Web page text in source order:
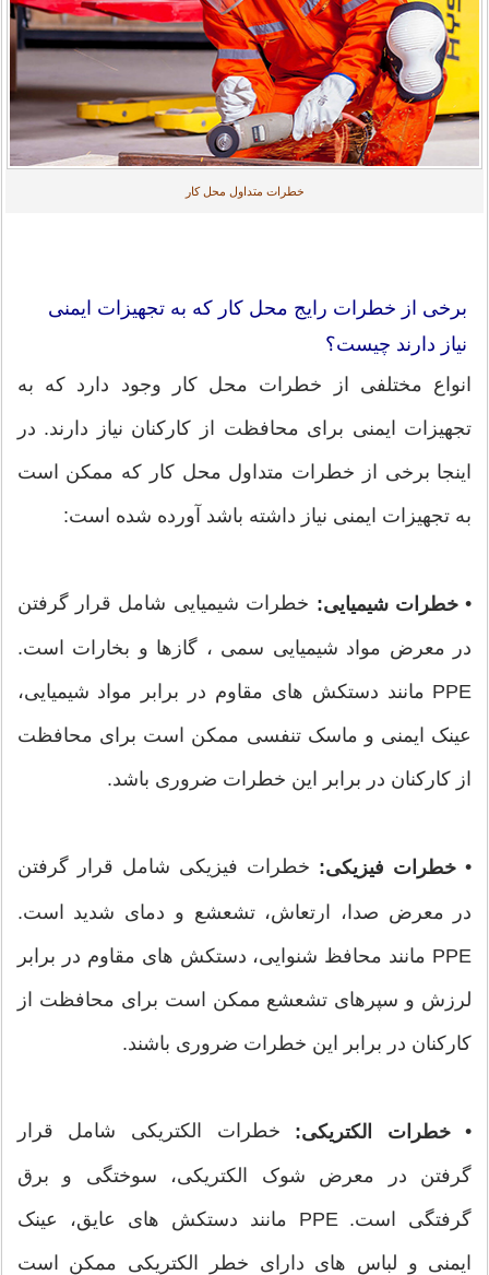
خطرات متداول محل کار
برخی از خطرات رایج محل کار که به تجهیزات ایمنی
نیاز دارند چیست؟
انواع مختلفی از خطرات محل کار وجود دارد که به
تجهیزات ایمنی برای محافظت از کارکنان نیاز دارند. در
اینجا برخی از خطرات متداول محل کار که ممکن است
به تجهیزات ایمنی نیاز داشته باشد آورده شده است:
• خطرات شیمیایی: خطرات شیمیایی شامل قرار گرفتن
در معرض مواد شیمیایی سمی ، گازها و بخارات است.
PPE مانند دستکش های مقاوم در برابر مواد شیمیایی،
عینک ایمنی و ماسک تنفسی ممکن است برای محافظت
از کارکنان در برابر این خطرات ضروری باشد.
• خطرات فیزیکی: خطرات فیزیکی شامل قرار گرفتن
در معرض صدا، ارتعاش، تشعشع و دمای شدید است.
PPE مانند محافظ شنوایی، دستکش های مقاوم در برابر
لرزش و سپرهای تشعشع ممکن است برای محافظت از
کارکنان در برابر این خطرات ضروری باشند.
•خطرات الکتریکی: خطرات الکتریکی شامل قرار
گرفتن در معرض شوک الکتریکی، سوختگی و برق
گرفتگی است. PPE مانند دستکش های عایق، عینک
ایمنی و لباس های دارای خطر الکتریکی ممکن است